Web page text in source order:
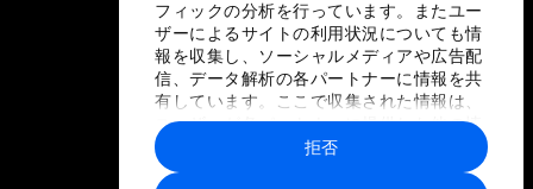
フィックの分析を行っています。またユー
ザーによるサイトの利用状況についても情
報を収集し、ソーシャルメディアや広告配
信、データ解析の各パートナーに情報を共
有しています。ここで収集された情報は、
ユーザーが各パートナーに提供した他の情
報や各パートナーのサービスを使用した際
に収集された情報と組み合わされ、各パー
拒否